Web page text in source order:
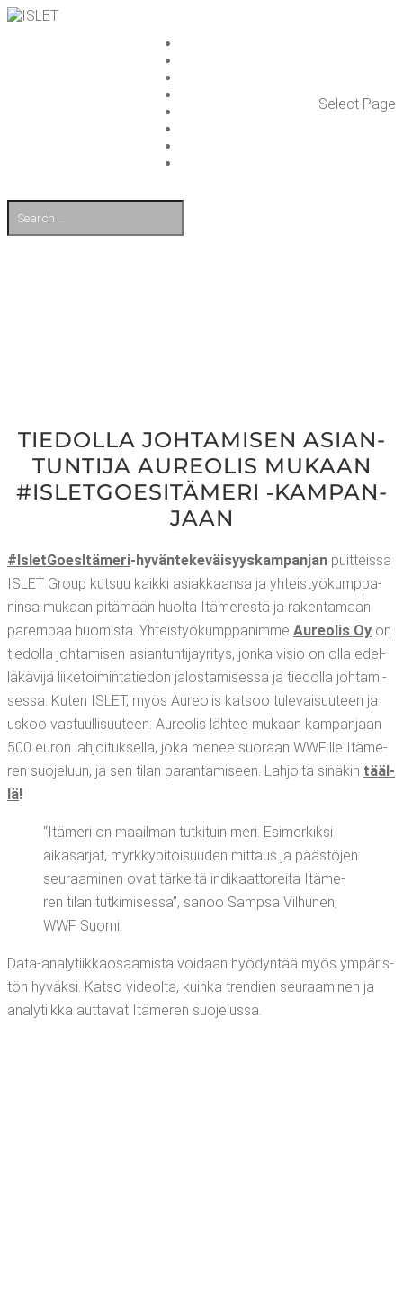
Select Page
TIE­DOL­LA JOH­TA­MI­SEN ASIAN­
TUN­TI­JA AUREO­LIS MUKAAN
#ISLET­GOE­SI­TÄ­ME­RI ‑KAM­PAN­
JAAN
#Islet­Goe­sI­tä­me­ri-hyvän­te­ke­väi­syys­kam­pan­jan puit­teis­sa
ISLET Group kut­suu kaik­ki asiak­kaan­sa ja yhteis­työ­kump­pa­
nin­sa mukaan pitä­mään huol­ta Itä­me­res­tä ja raken­ta­maan
parem­paa huo­mis­ta. Yhteis­työ­kump­pa­nim­me Aureo­lis Oy on
tie­dol­la joh­ta­mi­sen asian­tun­ti­jay­ri­tys, jon­ka visio on olla edel­
lä­kä­vi­jä lii­ke­toi­min­ta­tie­don jalos­ta­mi­ses­sa ja tie­dol­la joh­ta­mi­
ses­sa. Kuten ISLET, myös Aureo­lis kat­soo tule­vai­suu­teen ja
uskoo vas­tuul­li­suu­teen. Aureo­lis läh­tee mukaan kam­pan­jaan
500 euron lah­joi­tuk­sel­la, joka menee suo­raan WWF:lle Itä­me­
ren suo­je­luun, ja sen tilan paran­ta­mi­seen. Lah­joi­ta sinä­kin tääl­
lä!
“Itä­me­ri on maa­il­man tut­ki­tuin meri. Esi­mer­kik­si
aika­sar­jat, myrk­ky­pi­toi­suu­den mit­taus ja pääs­tö­jen
seu­raa­mi­nen ovat tär­kei­tä indi­kaat­to­rei­ta Itä­me­
ren tilan tut­ki­mi­ses­sa”, sanoo Samp­sa Vil­hu­nen,
WWF Suomi.
Data-ana­ly­tiik­kao­saa­mis­ta voi­daan hyö­dyn­tää myös ympä­ris­
tön hyväk­si. Kat­so videol­ta, kuin­ka tren­dien seu­raa­mi­nen ja
ana­ly­tiik­ka aut­ta­vat Itä­me­ren suojelussa.